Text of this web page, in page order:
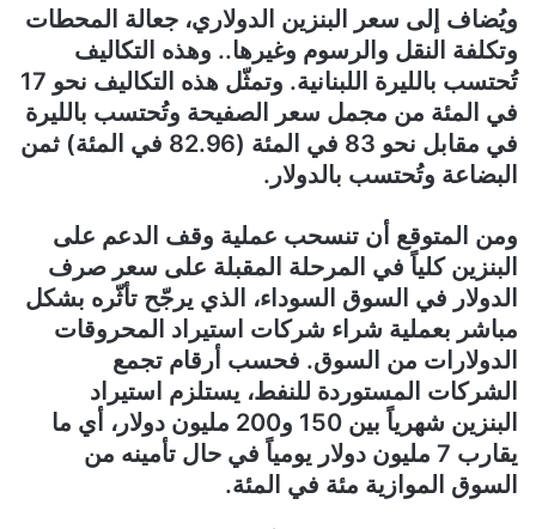
ويُضاف إلى سعر البنزين الدولاري، جعالة المحطات
وتكلفة النقل والرسوم وغيرها.. وهذه التكاليف
تُحتسب بالليرة اللبنانية. وتمثّل هذه التكاليف نحو 17
في المئة من مجمل سعر الصفيحة وتُحتسب بالليرة
في مقابل نحو 83 في المئة (82.96 في المئة) ثمن
البضاعة وتُحتسب بالدولار.
ومن المتوقع أن تنسحب عملية وقف الدعم على
البنزين كلياً في المرحلة المقبلة على سعر صرف
الدولار في السوق السوداء، الذي يرجّح تأثّره بشكل
مباشر بعملية شراء شركات استيراد المحروقات
الدولارات من السوق. فحسب أرقام تجمع
الشركات المستوردة للنفط، يستلزم استيراد
البنزين شهرياً بين 150 و200 مليون دولار، أي ما
يقارب 7 مليون دولار يومياً في حال تأمينه من
السوق الموازية مئة في المئة.